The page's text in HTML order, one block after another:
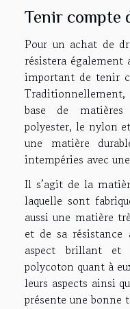
Tenir compte
Pour un achat de
résistera également
important de tenir
Traditionnellement,
base de
polyester, le nylon
une matière
intempéries avec
Il s’agit de la
laquelle sont
aussi une matière
et de sa résistance
aspect brillant et
polycoton quant à
leurs aspects ainsi
présente une bonne